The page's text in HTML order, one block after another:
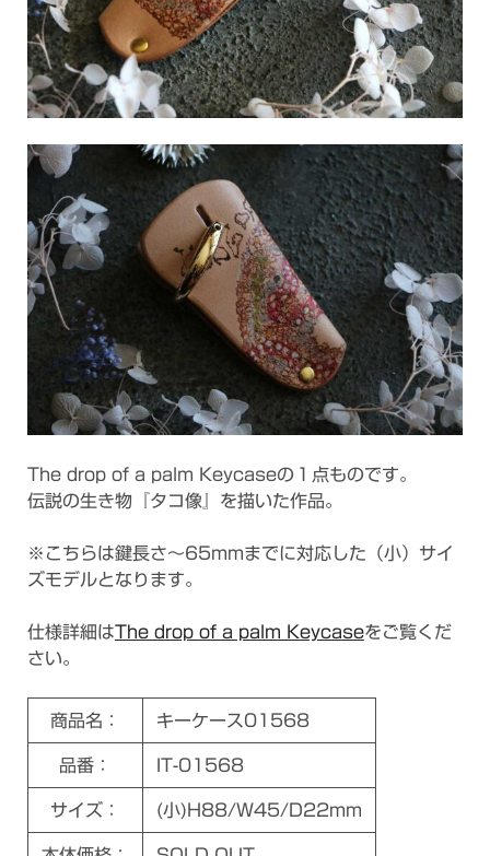
The drop of a palm Keycaseの１点ものです。
伝説の生き物『タコ像』を描いた作品。
※こちらは鍵長さ～65mmまでに対応した（小）サイ
ズモデルとなります。
仕様詳細はThe drop of a palm Keycaseをご覧くだ
さい。
商品名： キーケース01568
品番： IT-01568
サイズ： (小)H88/W45/D22mm